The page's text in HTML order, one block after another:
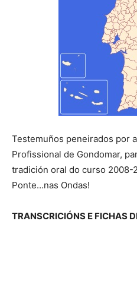
Testemuños peneirados por
Profissional de Gondomar,
tradición oral do curso 2008-
Ponte…nas Ondas!
TRANSCRICIÓNS E FICHAS